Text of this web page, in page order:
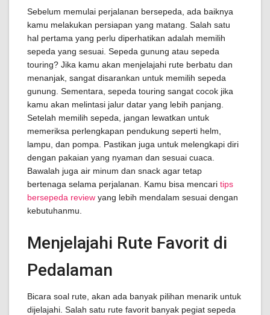
Sebelum memulai perjalanan bersepeda, ada baiknya
kamu melakukan persiapan yang matang. Salah satu
hal pertama yang perlu diperhatikan adalah memilih
sepeda yang sesuai. Sepeda gunung atau sepeda
touring? Jika kamu akan menjelajahi rute berbatu dan
menanjak, sangat disarankan untuk memilih sepeda
gunung. Sementara, sepeda touring sangat cocok jika
kamu akan melintasi jalur datar yang lebih panjang.
Setelah memilih sepeda, jangan lewatkan untuk
memeriksa perlengkapan pendukung seperti helm,
lampu, dan pompa. Pastikan juga untuk melengkapi diri
dengan pakaian yang nyaman dan sesuai cuaca.
Bawalah juga air minum dan snack agar tetap
bertenaga selama perjalanan. Kamu bisa mencari tips
bersepeda review yang lebih mendalam sesuai dengan
kebutuhanmu.
Menjelajahi Rute Favorit di
Pedalaman
Bicara soal rute, akan ada banyak pilihan menarik untuk
dijelajahi. Salah satu rute favorit banyak pegiat sepeda